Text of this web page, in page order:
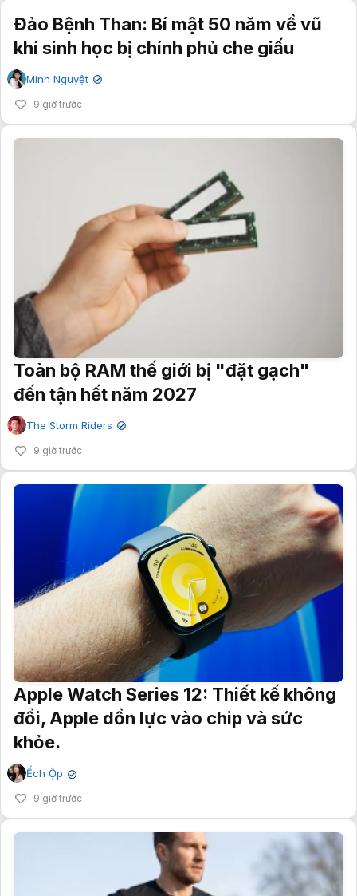
Đảo Bệnh Than: Bí mật 50 năm về vũ
khí sinh học bị chính phủ che giấu
Minh Nguyệt ✔
9 giờ trước
Toàn bộ RAM thế giới bị "đặt gạch"
đến tận hết năm 2027
The Storm Riders ✔
9 giờ trước
Apple Watch Series 12: Thiết kế không
đổi, Apple dồn lực vào chip và sức
khỏe.
Ếch Ộp ✔
9 giờ trước